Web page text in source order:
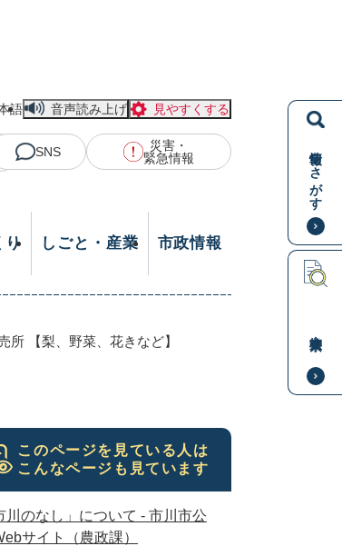
情報をさがす
語 音声読み上げ 見やすくする
SNS
災害・
緊急情報
り しごと・産業 市政情報
所 【梨、野菜、花きなど】
このページを見ている人は
こんなページも見ています
川のなし」について - 市川市公
サイト（農政課）